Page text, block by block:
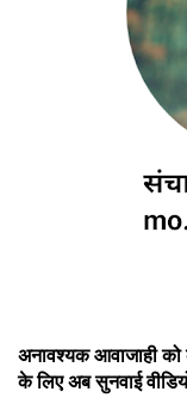
अनावश्यक आवाजाही
के लिए अब सुनवाई